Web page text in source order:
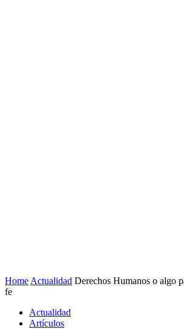
Home Actualidad Derechos Humanos o algo
fe
Actualidad
Artículos